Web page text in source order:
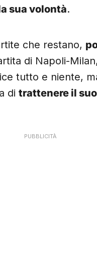
sua volontà.
che restano,
di Napoli-
tutto e niente,
di trattenere il